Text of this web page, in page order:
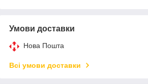
Умови доставки
Нова Пошта
Всі умови доставки